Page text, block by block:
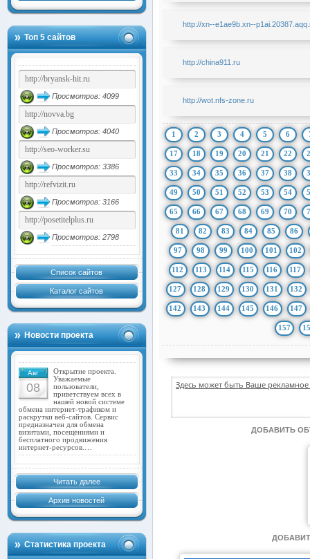
Топ 5 сайтов
Просмотров: 4099
Просмотров: 4040
Просмотров: 3386
Просмотров: 3166
Просмотров: 2798
Список сайтов
Каталог сайтов
Новости проекта
Авг
08
Открытие проекта.
Уважаемые
пользователи,
приветствуем всех в
нашей новой системе
обмена интернет-трафиком и
раскрутки веб-сайтов. Сервис
предназначен для обмена
визитами, посещениями и
бесплатного продвижения
интернет-ресурсов.…
Читать далее
Архив новостей
Статистика проекта
http://xn--e1ae9b.xn--
http://china911.ru
http://wot.nfs-zone.ru
1 2 3 4 5 6
17 18 19 20 21 22
33 34 35 36 37 38
49 50 51 52 53 54
65 66 67 68 69 70
81 82 83 84 85 86
97 98 99 100 101 102
112 113 114 115 116 117
127 128 129 130 131 132
142 143 144 145 146 147
157
Здесь может быть Ваше
ДОБАВИТЬ